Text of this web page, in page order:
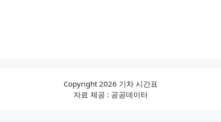
Copyright 2026 기차 시간표
자료 제공 : 공공데이터